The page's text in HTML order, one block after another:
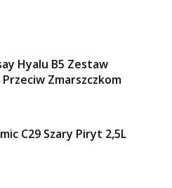
Hyalu B5 Zestaw
Zmarszczkom
C29 Szary Piryt 2,5L